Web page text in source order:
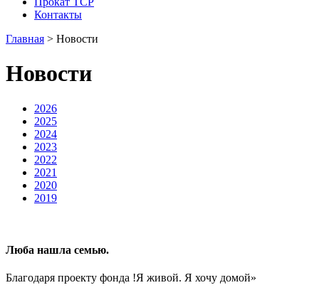
Контакты
Главная > Новости
Новости
2026
2025
2024
2023
2022
2021
2020
2019
Люба нашла семью.
Благодаря проекту фонда !Я живой. Я хочу домой»